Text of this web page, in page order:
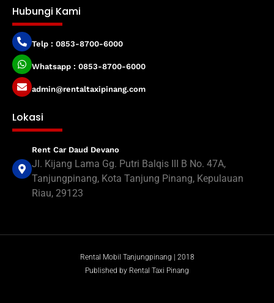
Hubungi Kami
Telp : 0853-8700-6000
Whatsapp : 0853-8700-6000
admin@rentaltaxipinang.com
Lokasi
Rent Car Daud Devano
Jl. Kijang Lama Gg. Putri Balqis III B No. 47A,
Tanjungpinang, Kota Tanjung Pinang, Kepulauan
Riau, 29123
Rental Mobil Tanjungpinang | 2018
Published by Rental Taxi Pinang